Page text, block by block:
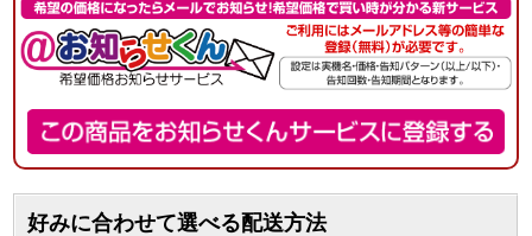
好みに合わせて選べる配送方法